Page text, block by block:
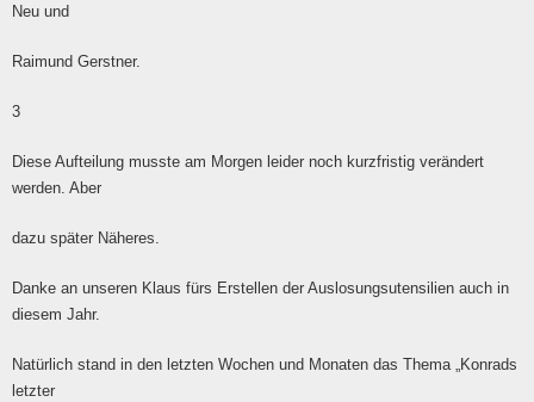
Neu und
Raimund Gerstner.
3
Diese Aufteilung musste am Morgen leider noch kurzfristig verändert
werden. Aber
dazu später Näheres.
Danke an unseren Klaus fürs Erstellen der Auslosungsutensilien auch in
diesem Jahr.
Natürlich stand in den letzten Wochen und Monaten das Thema „Konrads
letzter